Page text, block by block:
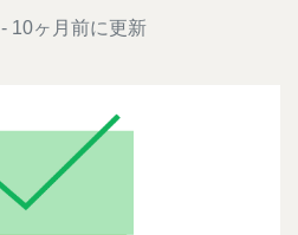
10ヶ月前に更新